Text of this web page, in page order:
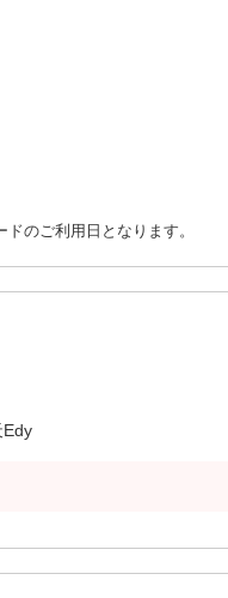
のご利用日となります。
Edy